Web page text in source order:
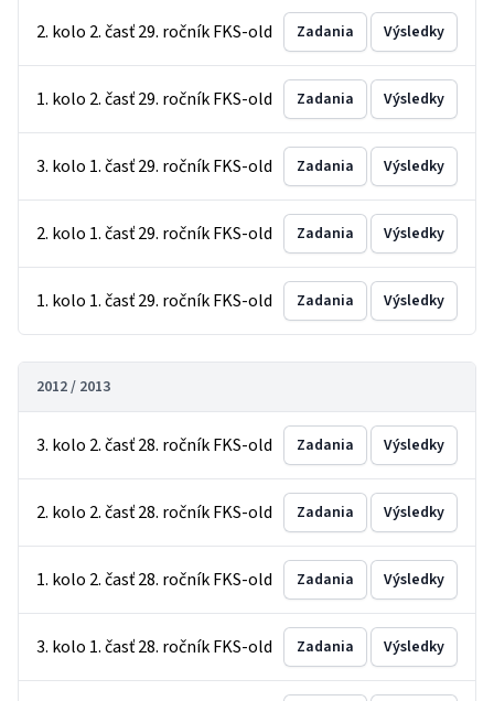
2. kolo 2. časť 29. ročník FKS-old Zadania Výsledky
1. kolo 2. časť 29. ročník FKS-old Zadania Výsledky
3. kolo 1. časť 29. ročník FKS-old Zadania Výsledky
2. kolo 1. časť 29. ročník FKS-old Zadania Výsledky
1. kolo 1. časť 29. ročník FKS-old Zadania Výsledky
2012 / 2013
3. kolo 2. časť 28. ročník FKS-old Zadania Výsledky
2. kolo 2. časť 28. ročník FKS-old Zadania Výsledky
1. kolo 2. časť 28. ročník FKS-old Zadania Výsledky
3. kolo 1. časť 28. ročník FKS-old Zadania Výsledky